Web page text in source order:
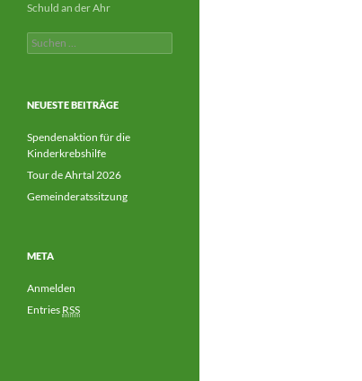
Schuld an der Ahr
Suchen
nach:
NEUESTE BEITRÄGE
Spendenaktion für die
Kinderkrebshilfe
Tour de Ahrtal 2026
Gemeinderatssitzung
META
Anmelden
Entries RSS